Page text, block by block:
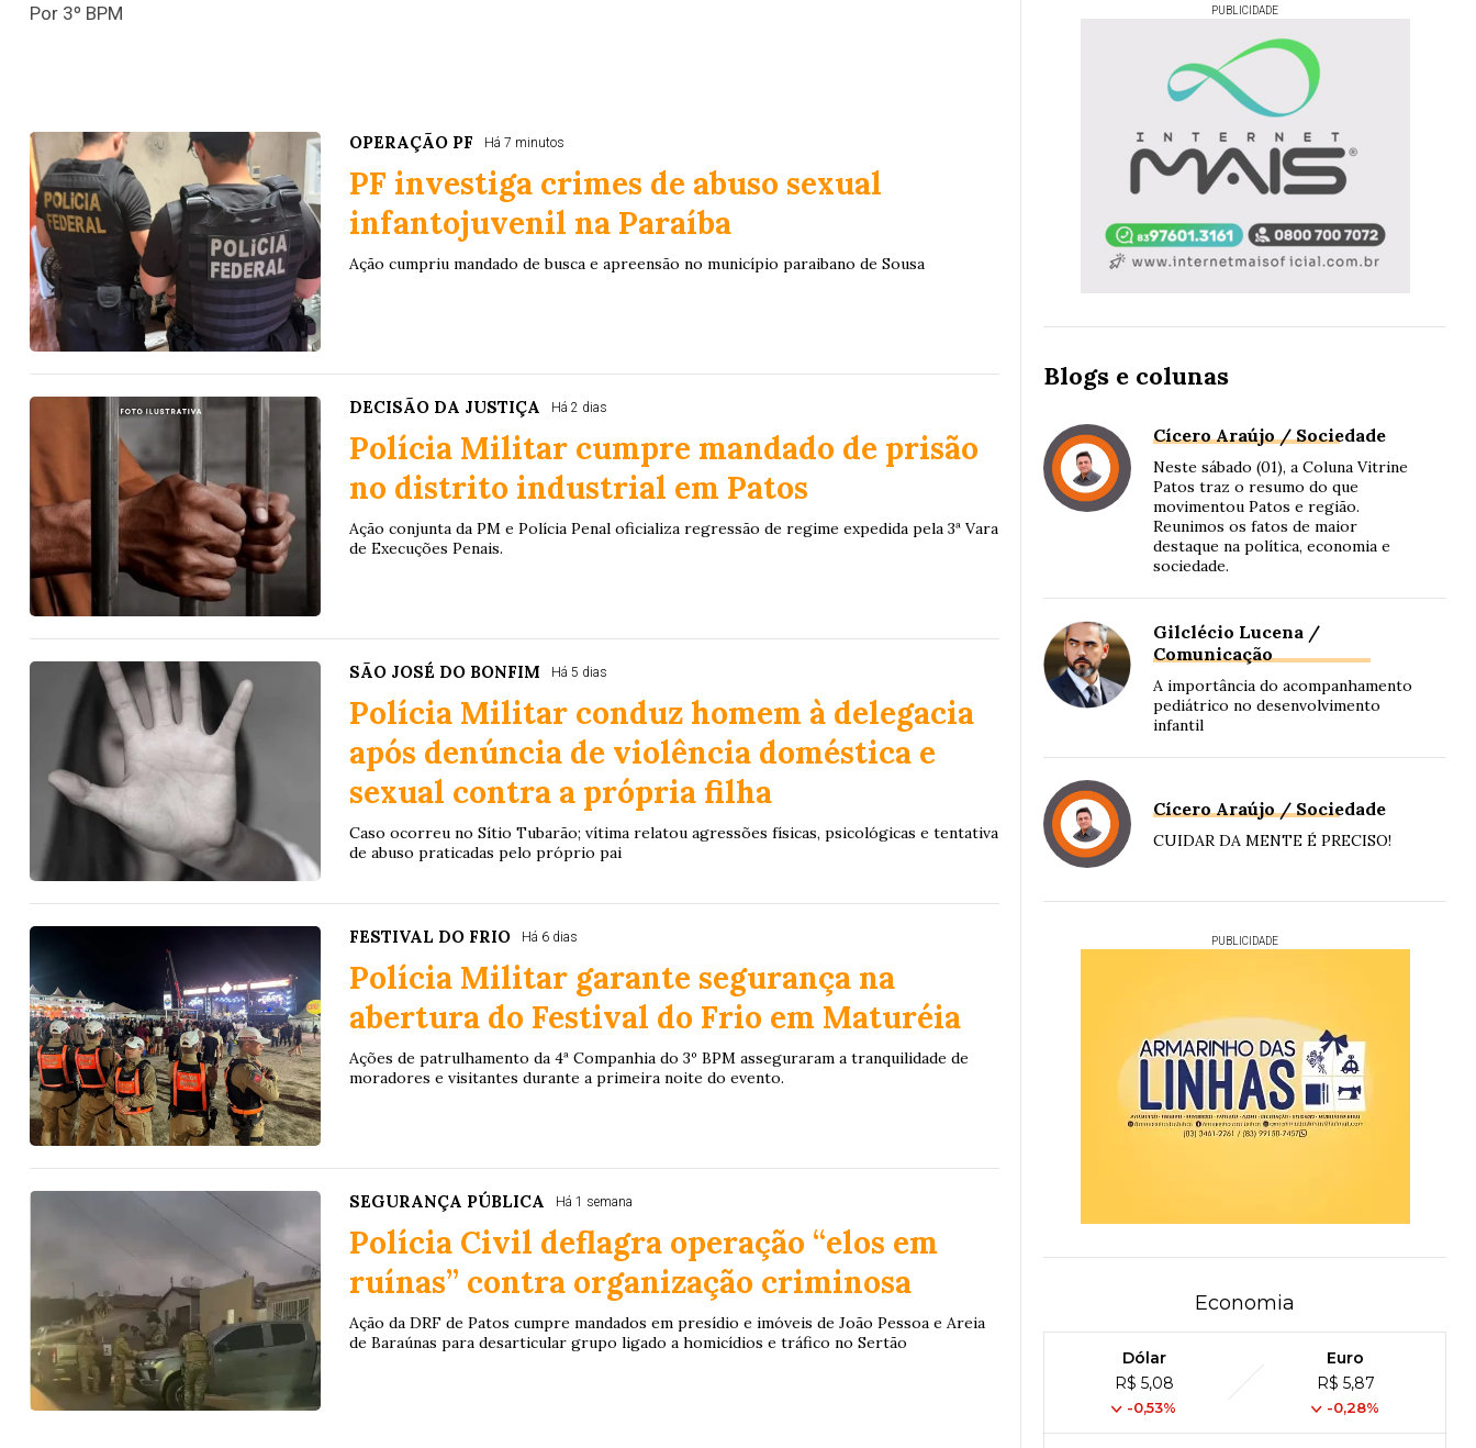
Por 3º BPM
OPERAÇÃO PF Há 7 minutos
PF investiga crimes de abuso sexual
infantojuvenil na Paraíba
Ação cumpriu mandado de busca e apreensão no município paraibano de Sousa
DECISÃO DA JUSTIÇA Há 2 dias
Polícia Militar cumpre mandado de prisão
no distrito industrial em Patos
Ação conjunta da PM e Polícia Penal oficializa regressão de regime expedida pela 3ª Vara
de Execuções Penais.
SÃO JOSÉ DO BONFIM Há 5 dias
Polícia Militar conduz homem à delegacia
após denúncia de violência doméstica e
sexual contra a própria filha
Caso ocorreu no Sítio Tubarão; vítima relatou agressões físicas, psicológicas e tentativa
de abuso praticadas pelo próprio pai
FESTIVAL DO FRIO Há 6 dias
Polícia Militar garante segurança na
abertura do Festival do Frio em Maturéia
Ações de patrulhamento da 4ª Companhia do 3º BPM asseguraram a tranquilidade de
moradores e visitantes durante a primeira noite do evento.
SEGURANÇA PÚBLICA Há 1 semana
Polícia Civil deflagra operação “elos em
ruínas” contra organização criminosa
Ação da DRF de Patos cumpre mandados em presídio e imóveis de João Pessoa e Areia
de Baraúnas para desarticular grupo ligado a homicídios e tráfico no Sertão
PUBLICIDADE
Blogs e colunas
Cícero Araújo / Sociedade
Neste sábado (01), a Coluna Vitrine
Patos traz o resumo do que
movimentou Patos e região.
Reunimos os fatos de maior
destaque na política, economia e
sociedade.
Gilclécio Lucena /
Comunicação
A importância do acompanhamento
pediátrico no desenvolvimento
infantil
Cícero Araújo / Sociedade
CUIDAR DA MENTE É PRECISO!
PUBLICIDADE
Economia
Dólar
R$ 5,08
-0,53%
Euro
R$ 5,87
-0,28%